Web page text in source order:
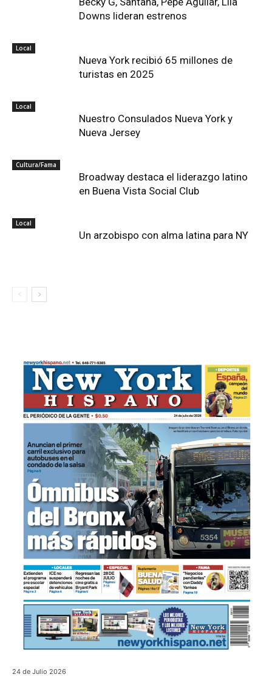
Downs lideran estrenos
Local
Nueva York recibió 65 millones de
turistas en 2025
Local
Nuestro Consulados Nueva York y
Nueva Jersey
Cultura/Fama
Broadway destaca el liderazgo latino
en Buena Vista Social Club
Local
Un arzobispo con alma latina para NY
24 de Julio 2026